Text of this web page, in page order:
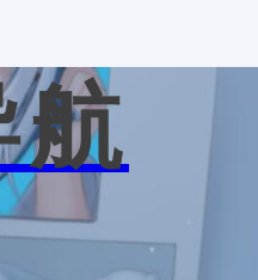
航